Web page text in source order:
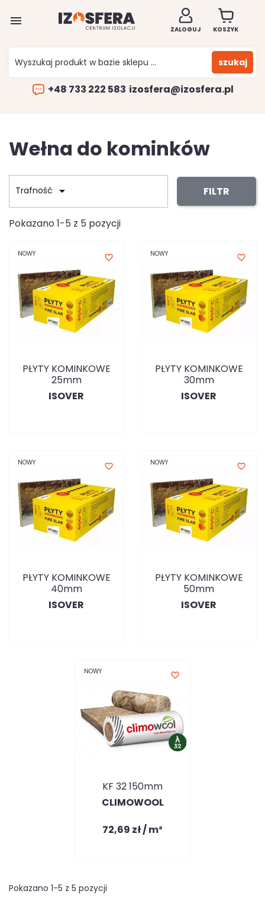

ZALOGUJ KOSZYK
szukaj
+48 733 222 583 izosfera@izosfera.pl
Wełna do kominków
Trafność  FILTR
Pokazano 1-5 z 5 pozycji
NOWY favorite_border
PŁYTY KOMINKOWE
25mm
ISOVER
NOWY favorite_border
PŁYTY KOMINKOWE
30mm
ISOVER
NOWY favorite_border
PŁYTY KOMINKOWE
40mm
ISOVER
NOWY favorite_border
PŁYTY KOMINKOWE
50mm
ISOVER
NOWY favorite_border
KF 32 150mm
CLIMOWOOL
72,69 zł / m²
Pokazano 1-5 z 5 pozycji